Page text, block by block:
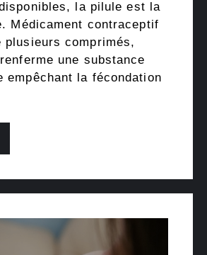
la pilule est la
Médicament contraceptif
plusieurs comprimés,
une substance
empêchant la fécondation